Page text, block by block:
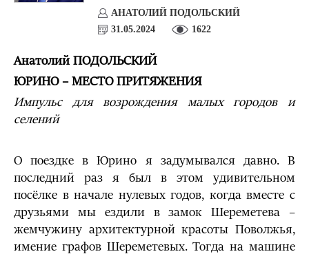
АНАТОЛИЙ ПОДОЛЬСКИЙ
31.05.2024
1622
Анатолий ПОДОЛЬСКИЙ
ЮРИНО – МЕСТО ПРИТЯЖЕНИЯ
Импульс для возрождения малых городов и
селений
О поездке в Юрино я задумывался давно. В
последний раз я был в этом удивительном
посёлке в начале нулевых годов, когда вместе с
друзьями мы ездили в замок Шереметева –
жемчужину архитектурной красоты Поволжья,
имение графов Шереметевых. Тогда на машине